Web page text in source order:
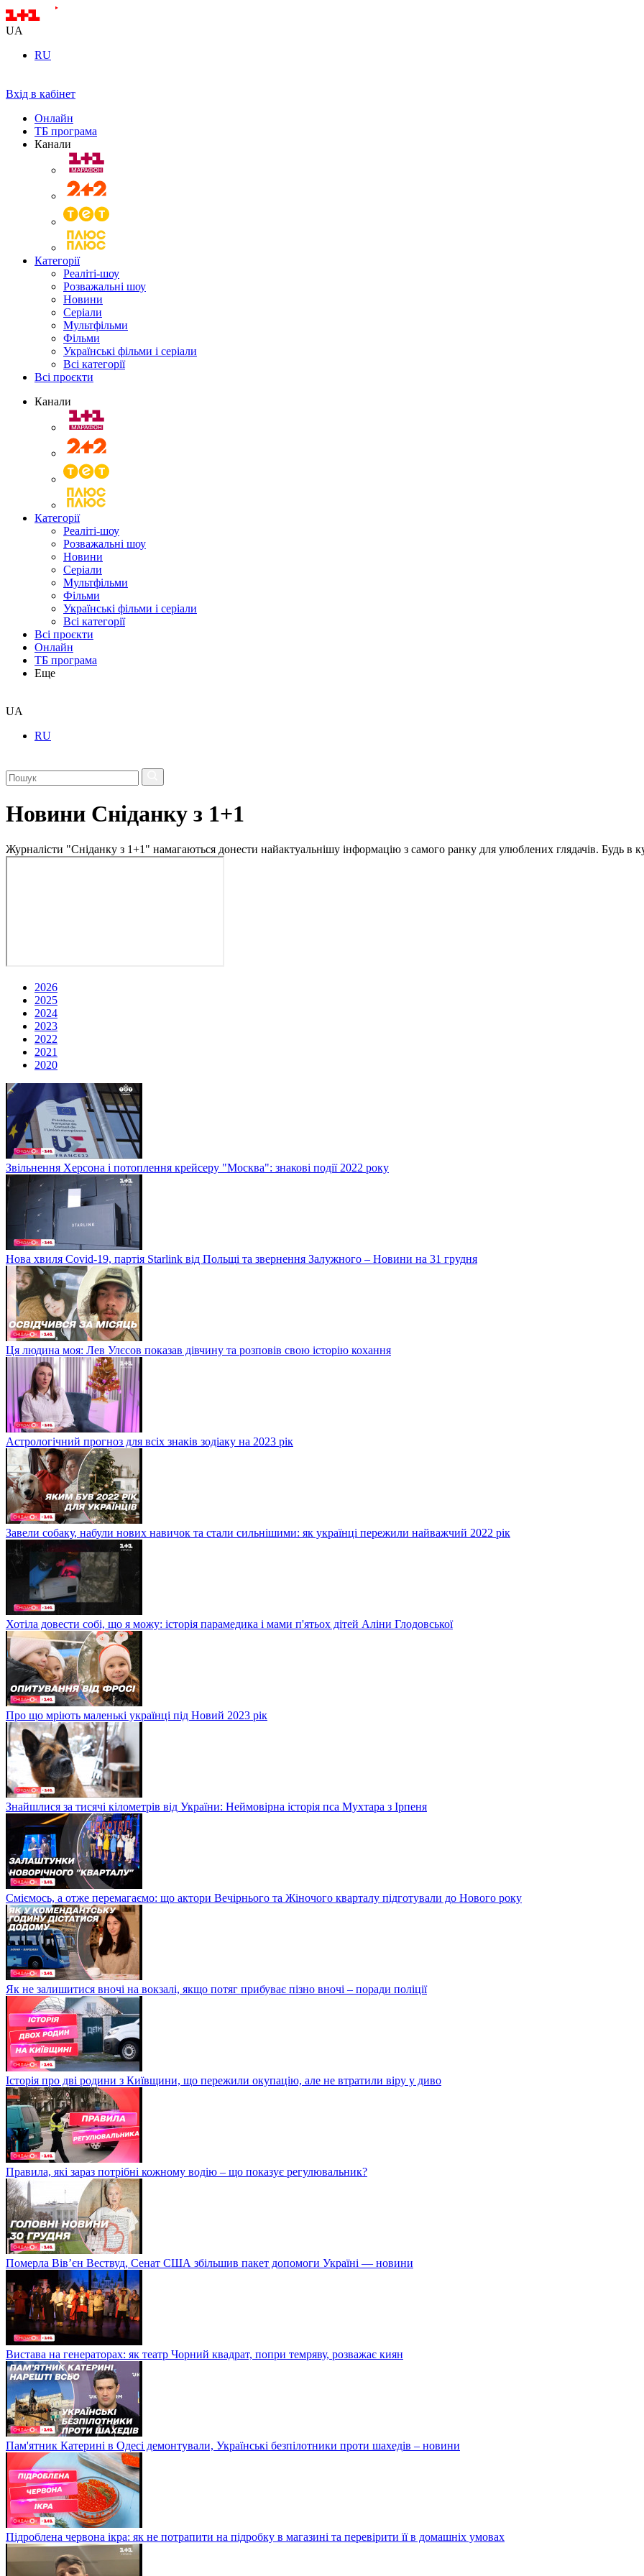
UA
RU
Вхід в кабінет
Онлайн
ТБ програма
Канали
Категорії
Реаліті-шоу
Розважальні шоу
Новини
Серіали
Мультфільми
Фільми
Українські фільми і серіали
Всі категорії
Всі проєкти
Канали
Категорії
Реаліті-шоу
Розважальні шоу
Новини
Серіали
Мультфільми
Фільми
Українські фільми і серіали
Всі категорії
Всі проєкти
Онлайн
ТБ програма
Еще
UA
RU
Новини Сніданку з 1+1
Журналісти "Сніданку з 1+1" намагаються донести найактуальнішу інформацію з самого ранку для улюблених глядачів. Будь в
2026
2025
2024
2023
2022
2021
2020
Звільнення Херсона і потоплення крейсеру "Москва": знакові події 2022 року
Нова хвиля Covid-19, партія Starlink від Польщі та звернення Залужного – Новини на 31 грудня
Ця людина моя: Лев Улєсов показав дівчину та розповів свою історію кохання
Астрологічний прогноз для всіх знаків зодіаку на 2023 рік
Завели собаку, набули нових навичок та стали сильнішими: як українці пережили найважчий 2022 рік
Хотіла довести собі, що я можу: історія парамедика і мами п'ятьох дітей Аліни Глодовської
Про що мріють маленькі українці під Новий 2023 рік
Знайшлися за тисячі кілометрів від України: Неймовірна історія пса Мухтара з Ірпеня
Сміємось, а отже перемагаємо: що актори Вечірнього та Жіночого кварталу підготували до Нового року
Як не залишитися вночі на вокзалі, якщо потяг прибуває пізно вночі – поради поліції
Історія про дві родини з Київщини, що пережили окупацію, але не втратили віру у диво
Правила, які зараз потрібні кожному водію – що показує регулювальник?
Померла Вівʼєн Вествуд, Сенат США збільшив пакет допомоги Україні — новини
Вистава на генераторах: як театр Чорний квадрат, попри темряву, розважає киян
Пам'ятник Катерині в Одесі демонтували, Українські безпілотники проти шахедів – новини
Підроблена червона ікра: як не потрапити на підробку в магазині та перевірити її в домашніх умовах